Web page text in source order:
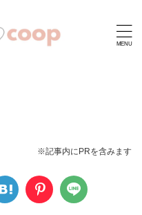
※記事内にPRを含みます